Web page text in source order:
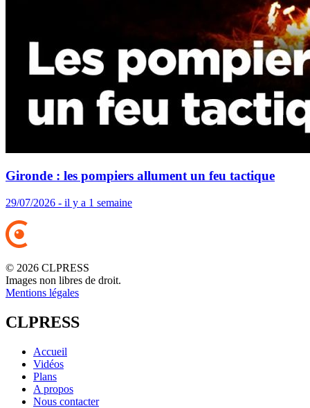
Gironde : les pompiers allument un feu tactique
29/07/2026 - il y a 1 semaine
© 2026 CLPRESS
Images non libres de droit.
Mentions légales
CLPRESS
Accueil
Vidéos
Plans
A propos
Nous contacter